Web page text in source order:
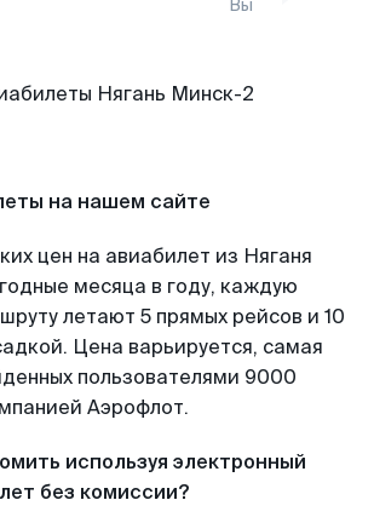
Вы
на нашем сайте
цен на авиабилет из Няганя
месяца в году, каждую
летают 5 прямых рейсов и 10
Цена варьируется, самая
пользователями 9000
Аэрофлот.
используя электронный
без комиссии?